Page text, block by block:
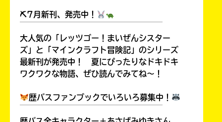
⛏7月新刊、発売中！
大人気の「レッツゴー！まいぜんシスター
ズ」と「マインクラフト冒険記」のシリーズ
最新刊が発売中！ 夏にぴったりなドキドキ
ワクワクな物語、ぜひ読んでみてね～！
歴バスファンブックでいろいろ募集中！